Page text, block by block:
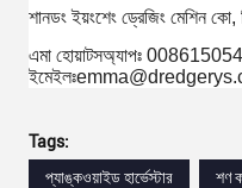
শানডং ইয়ংশেং ড্রেজিং মেশিন কো,
এমা হোয়াটসঅ্যাপঃ
Tags:
প্যাঙ্কওয়াইড হার্ভেস্টার
শণ